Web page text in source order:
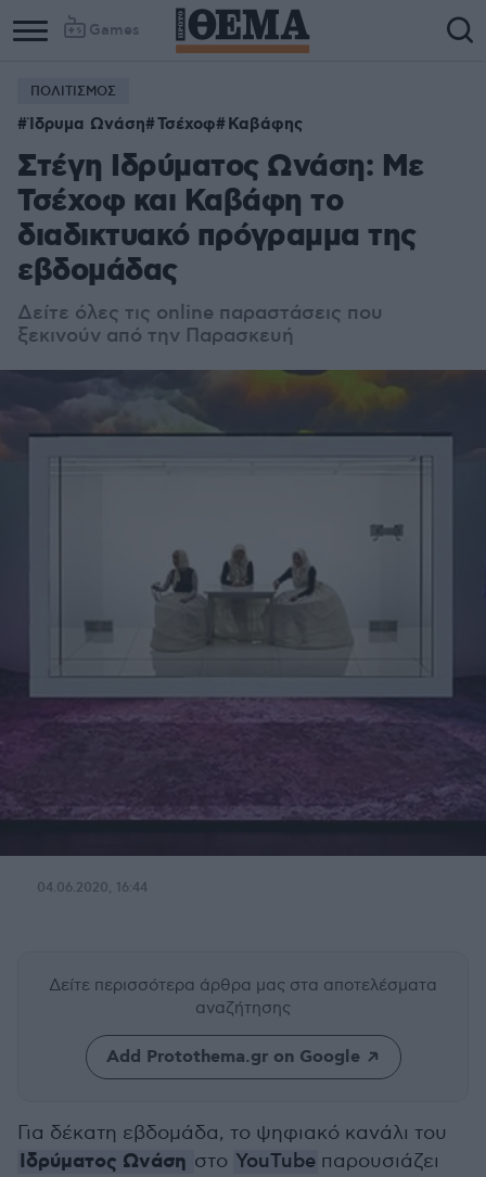
Games
ΠΟΛΙΤΙΣΜΟΣ
Ίδρυμα Ωνάση Τσέχοφ Καβάφης
Στέγη Ιδρύματος Ωνάση: Με
Τσέχοφ και Καβάφη το
διαδικτυακό πρόγραμμα της
εβδομάδας
Δείτε όλες τις online παραστάσεις που
ξεκινούν από την Παρασκευή
04.06.2020, 16:44
Δείτε περισσότερα άρθρα μας στα αποτελέσματα
αναζήτησης
Add Protothema.gr on Google
Για δέκατη εβδομάδα, το ψηφιακό κανάλι του
Ιδρύματος Ωνάση στο YouTube παρουσιάζει